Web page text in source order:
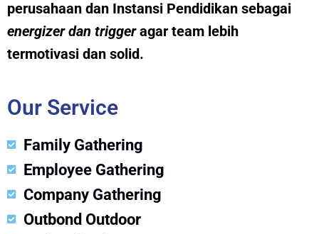
perusahaan dan Instansi Pendidikan sebagai
energizer dan triggeragar team lebih
termotivasi dan solid.
Our Service
Family Gathering
Employee Gathering
Company Gathering
Outbond Outdoor